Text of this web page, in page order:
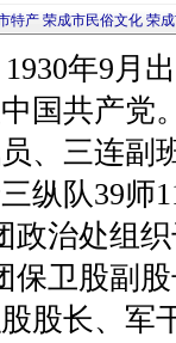
特产 荣成市民俗文化 荣
年9月
国共产党
、三连副
纵队39师
政治处组
保卫股副
股长、军